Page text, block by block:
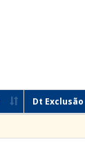
Dt Exclusão